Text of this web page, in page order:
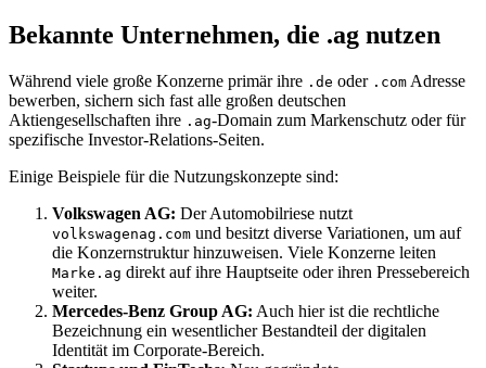
Bekannte Unternehmen, die .ag nutzen
Während viele große Konzerne primär ihre .de oder .com Adresse
bewerben, sichern sich fast alle großen deutschen
Aktiengesellschaften ihre .ag-Domain zum Markenschutz oder für
spezifische Investor-Relations-Seiten.
Einige Beispiele für die Nutzungskonzepte sind:
Volkswagen AG: Der Automobilriese nutzt
volkswagenag.com und besitzt diverse Variationen, um auf
die Konzernstruktur hinzuweisen. Viele Konzerne leiten
Marke.ag direkt auf ihre Hauptseite oder ihren Pressebereich
weiter.
Mercedes-Benz Group AG: Auch hier ist die rechtliche
Bezeichnung ein wesentlicher Bestandteil der digitalen
Identität im Corporate-Bereich.